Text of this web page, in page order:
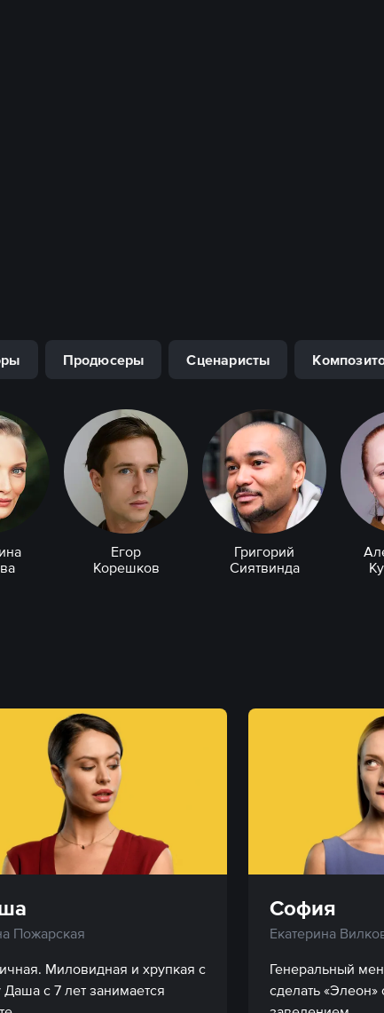
Продюсеры Сценаристы
Егор
Корешков
Григорий
Сиятвинда
Пожарская
Миловидная и хрупкая с
Даша с 7 лет занимается
София
Екатерина
Генеральный
сделать